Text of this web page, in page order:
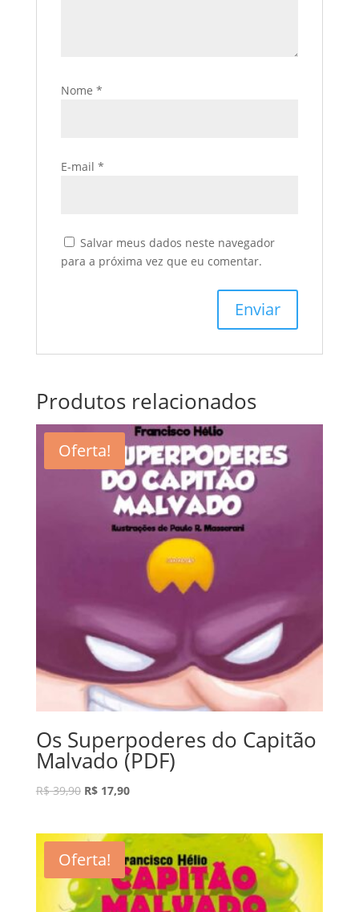
Nome *
E-mail *
Salvar meus dados neste navegador
para a próxima vez que eu comentar.
Produtos relacionados
Oferta!
Os Superpoderes do Capitão
Malvado (PDF)
R$39,90 R$17,90
Oferta!